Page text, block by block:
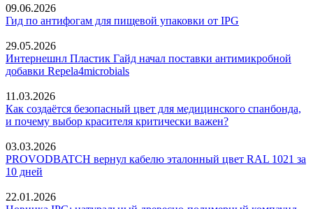
09.06.2026
Гид по антифогам для пищевой упаковки от IPG
29.05.2026
Интернешнл Пластик Гайд начал поставки антимикробной
добавки Repela4microbials
11.03.2026
Как создаётся безопасный цвет для медицинского спанбонда,
и почему выбор красителя критически важен?
03.03.2026
PROVODBATCH вернул кабелю эталонный цвет RAL 1021 за
10 дней
22.01.2026